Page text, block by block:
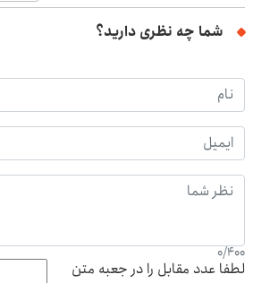
شما چه نظری دارید؟
0/400
لطفا عدد مقابل را در جعبه متن